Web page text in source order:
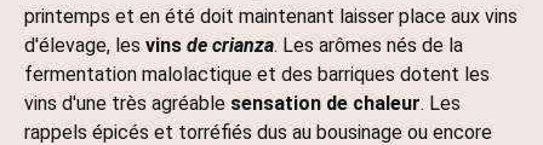
printemps et en été doit maintenant laisser place aux vins
d'élevage, les vins de crianza. Les arômes nés de la
fermentation malolactique et des barriques dotent les
vins d'une très agréable sensation de chaleur. Les
rappels épicés et torréfiés dus au bousinage ou encore